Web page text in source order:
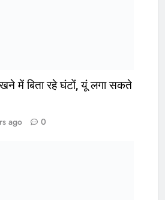
में बिता रहे घंटों, यूं लगा सकते
ago 0